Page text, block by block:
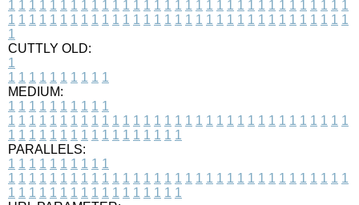
1 1 1 1 1 1 1 1 1 1 1 1 1 1 1 1 1 1 1 1 1 1 1 1 1 1 1 1 1 1 1 1 1
1 1 1 1 1 1 1 1 1 1 1 1 1 1 1 1 1 1 1 1 1 1 1 1 1 1 1 1 1 1 1 1 1
1
CUTTLY OLD:
1
1 1 1 1 1 1 1 1 1 1
MEDIUM:
1 1 1 1 1 1 1 1 1 1
1 1 1 1 1 1 1 1 1 1 1 1 1 1 1 1 1 1 1 1 1 1 1 1 1 1 1 1 1 1 1 1 1
1 1 1 1 1 1 1 1 1 1 1 1 1 1 1 1 1
PARALLELS:
1 1 1 1 1 1 1 1 1 1
1 1 1 1 1 1 1 1 1 1 1 1 1 1 1 1 1 1 1 1 1 1 1 1 1 1 1 1 1 1 1 1 1
1 1 1 1 1 1 1 1 1 1 1 1 1 1 1 1 1